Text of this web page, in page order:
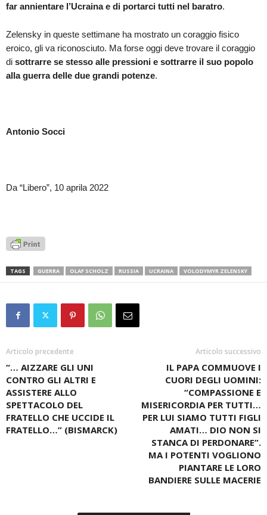
far annientare l’Ucraina e di portarci tutti nel baratro.
Zelensky in queste settimane ha mostrato un coraggio fisico
eroico, gli va riconosciuto. Ma forse oggi deve trovare il coraggio
di sottrarre se stesso alle pressioni e sottrarre il suo popolo
alla guerra delle due grandi potenze.
Antonio Socci
Da “Libero”, 10 aprila 2022
TAGS GUERRA OLAF SCHOLZ RUSSIA UCRAINA VOLODYMYR ZELENSKY
Articolo precedente
“… AIZZARE GLI UNI
CONTRO GLI ALTRI E
ASSISTERE ALLO
SPETTACOLO DEL
FRATELLO CHE UCCIDE IL
FRATELLO…” (BISMARCK)
Articolo successivo
IL PAPA COMMUOVE I
CUORI DEGLI UOMINI:
“COMPASSIONE E
MISERICORDIA PER TUTTI…
PER LUI SIAMO TUTTI FIGLI
AMATI… DIO NON SI
STANCA DI PERDONARE”.
MA I POTENTI VOGLIONO
PIANTARE LE LORO
BANDIERE SULLE MACERIE